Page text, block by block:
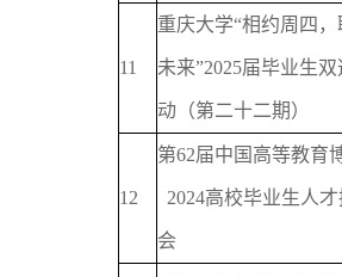
11
重庆大学“相约周四，
未来”2025届毕业生
动（第二十二期）
12
第62届中国高等教育
2024高校毕业生人
会